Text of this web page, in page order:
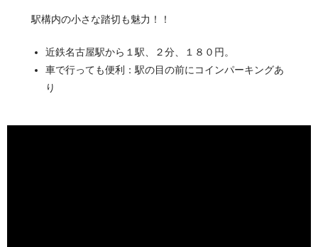
駅構内の小さな踏切も魅力！！
近鉄名古屋駅から１駅、２分、１８０円。
車で行っても便利：駅の目の前にコインパーキングあ
り